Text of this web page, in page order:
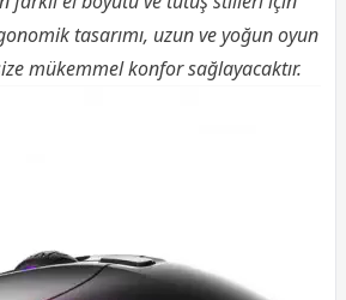
tasarımı, uzun ve yoğun oyun
mükemmel konfor sağlayacaktır.